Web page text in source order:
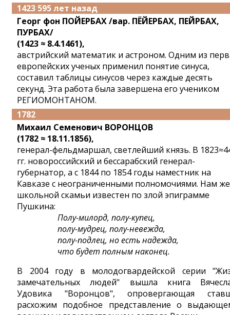
1423 595 лет назад
Георг фон ПОЙЕРБАХ /вар. ПЁЙЕРБАХ, ПЕЙРБАХ,
ПУРБАХ/
(1423 ≈ 8.4.1461),
австрийский математик и астроном. Одним из
европейских ученых применил понятие синуса,
составил таблицы синусов через каждые десять
секунд. Эта работа была завершена его учеником
РЕГИОМОНТАНОМ.
1782
Михаил Семенович ВОРОНЦОВ
(1782 ≈ 18.11.1856),
генерал-фельдмаршал, светлейший князь. В
гг. новороссийский и бессарабский генерал-
губернатор, а с 1844 по 1854 годы наместник на
Кавказе с неограниченными полномочиями. Нам
школьной скамьи известен по злой эпиграмме
Пушкина:
Полу-милорд, полу-купец,
полу-мудрец, полу-невежда,
полу-подлец, но есть надежда,
что будет полным наконец.
В 2004 году в молодогвардейской серии
замечательных людей" вышла книга
Удовика "Воронцов", опровергающая
расхожим подобное представление о